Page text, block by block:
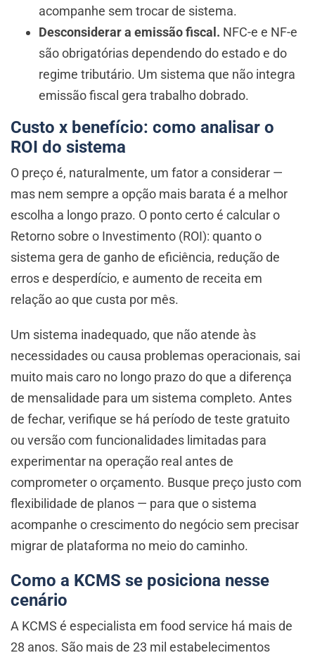
acompanhe sem trocar de sistema.
Desconsiderar a emissão fiscal. NFC-e e NF-e
são obrigatórias dependendo do estado e do
regime tributário. Um sistema que não integra
emissão fiscal gera trabalho dobrado.
Custo x benefício: como analisar o
ROI do sistema
O preço é, naturalmente, um fator a considerar —
mas nem sempre a opção mais barata é a melhor
escolha a longo prazo. O ponto certo é calcular o
Retorno sobre o Investimento (ROI): quanto o
sistema gera de ganho de eficiência, redução de
erros e desperdício, e aumento de receita em
relação ao que custa por mês.
Um sistema inadequado, que não atende às
necessidades ou causa problemas operacionais, sai
muito mais caro no longo prazo do que a diferença
de mensalidade para um sistema completo. Antes
de fechar, verifique se há período de teste gratuito
ou versão com funcionalidades limitadas para
experimentar na operação real antes de
comprometer o orçamento. Busque preço justo com
flexibilidade de planos — para que o sistema
acompanhe o crescimento do negócio sem precisar
migrar de plataforma no meio do caminho.
Como a KCMS se posiciona nesse
cenário
A KCMS é especialista em food service há mais de
28 anos. São mais de 23 mil estabelecimentos